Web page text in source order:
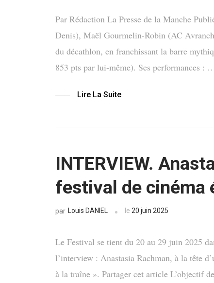
Par Rédaction La Presse de la Manche
Denis), Maël Gourmelin-Robin (AC
du décathlon, en franchissant la barre
853 pts par lui-même). Ses performances :
Lire La Suite
INTERVIEW.
festival de cinéma
par Louis DANIEL le 20 juin 2025
Le Festival se tient du 20 au 29 juin 2025
l’interview : Anastasia Rachman, à la tête
à la traîne ». Partager cet article L’objectif